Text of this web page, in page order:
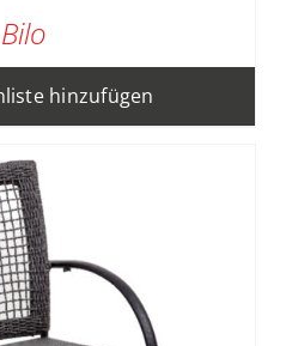
Bilo
hinzufügen